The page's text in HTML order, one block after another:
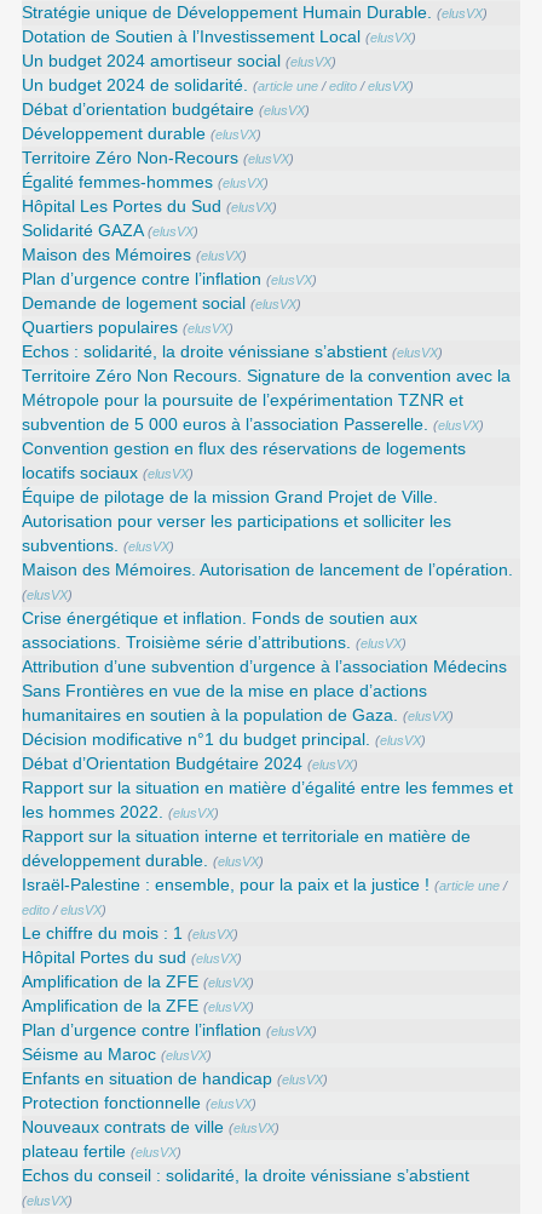
Stratégie unique de Développement Humain Durable. (elusVX)
Dotation de Soutien à l’Investissement Local (elusVX)
Un budget 2024 amortiseur social (elusVX)
Un budget 2024 de solidarité. (article une /edito /elusVX)
Débat d’orientation budgétaire (elusVX)
Développement durable (elusVX)
Territoire Zéro Non-Recours (elusVX)
Égalité femmes-hommes (elusVX)
Hôpital Les Portes du Sud (elusVX)
Solidarité GAZA (elusVX)
Maison des Mémoires (elusVX)
Plan d’urgence contre l’inflation (elusVX)
Demande de logement social (elusVX)
Quartiers populaires (elusVX)
Echos : solidarité, la droite vénissiane s’abstient (elusVX)
Territoire Zéro Non Recours. Signature de la convention avec la
Métropole pour la poursuite de l’expérimentation TZNR et
subvention de 5 000 euros à l’association Passerelle. (elusVX)
Convention gestion en flux des réservations de logements
locatifs sociaux (elusVX)
Équipe de pilotage de la mission Grand Projet de Ville.
Autorisation pour verser les participations et solliciter les
subventions. (elusVX)
Maison des Mémoires. Autorisation de lancement de l’opération.
(elusVX)
Crise énergétique et inflation. Fonds de soutien aux
associations. Troisième série d’attributions. (elusVX)
Attribution d’une subvention d’urgence à l’association Médecins
Sans Frontières en vue de la mise en place d’actions
humanitaires en soutien à la population de Gaza. (elusVX)
Décision modificative n°1 du budget principal. (elusVX)
Débat d’Orientation Budgétaire 2024 (elusVX)
Rapport sur la situation en matière d’égalité entre les femmes et
les hommes 2022. (elusVX)
Rapport sur la situation interne et territoriale en matière de
développement durable. (elusVX)
Israël-Palestine : ensemble, pour la paix et la justice ! (article une /
edito /elusVX)
Le chiffre du mois : 1 (elusVX)
Hôpital Portes du sud (elusVX)
Amplification de la ZFE (elusVX)
Amplification de la ZFE (elusVX)
Plan d’urgence contre l’inflation (elusVX)
Séisme au Maroc (elusVX)
Enfants en situation de handicap (elusVX)
Protection fonctionnelle (elusVX)
Nouveaux contrats de ville (elusVX)
plateau fertile (elusVX)
Echos du conseil : solidarité, la droite vénissiane s’abstient
(elusVX)